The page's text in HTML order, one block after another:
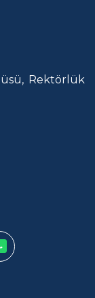
Rektörlük